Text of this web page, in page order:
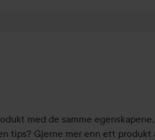
med de samme
tips? Gjerne mer enn ett produkt